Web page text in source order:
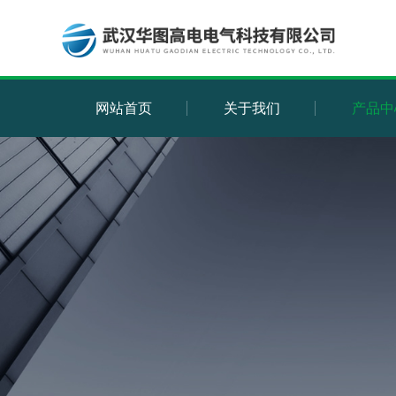
网站首页 关于我们 产品